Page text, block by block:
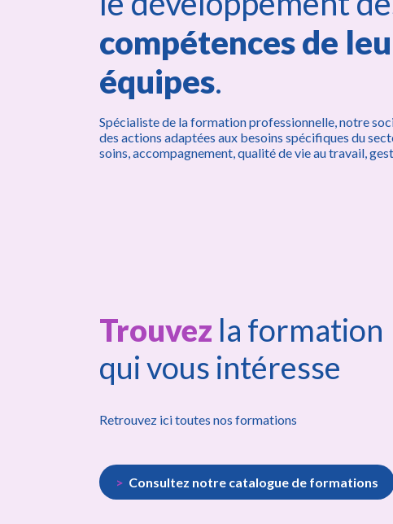
compétences de
équipes.
Spécialiste de la formation professionnelle, notre
des actions adaptées aux besoins spécifiques du
soins, accompagnement, qualité de vie au travail,
Trouvez la formation
qui vous intéresse
Retrouvez ici toutes nos formations
Consultez notre catalogue de formations